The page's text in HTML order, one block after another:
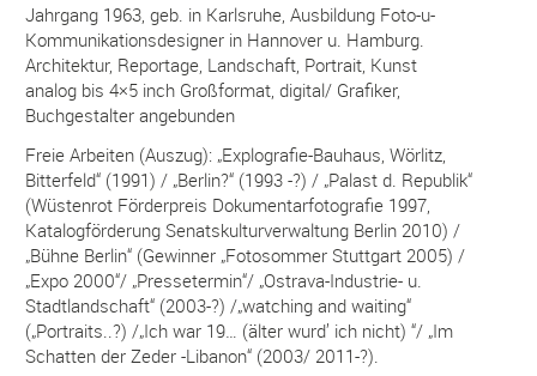
Jahrgang 1963, geb. in Karlsruhe, Ausbildung Foto-u-
Kommunikationsdesigner in Hannover u. Hamburg.
Architektur, Reportage, Landschaft, Portrait, Kunst
analog bis 4×5 inch Großformat, digital/ Grafiker,
Buchgestalter angebunden
Freie Arbeiten (Auszug): „Explografie-Bauhaus, Wörlitz,
Bitterfeld“ (1991) / „Berlin?“ (1993 -?) / „Palast d. Republik“
(Wüstenrot Förderpreis Dokumentarfotografie 1997,
Katalogförderung Senatskulturverwaltung Berlin 2010) /
„Bühne Berlin“ (Gewinner „Fotosommer Stuttgart 2005) /
„Expo 2000“/ „Pressetermin“/ „Ostrava-Industrie- u.
Stadtlandschaft“ (2003-?) /„watching and waiting“
(„Portraits..?) /„Ich war 19… (älter wurd’ ich nicht) “/ „Im
Schatten der Zeder -Libanon“ (2003/ 2011-?).